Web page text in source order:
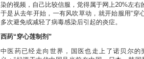
染的视频，自己比较信服，觉得属于网上20%左右
于是从去年开始，一有风吹草动，就开始服用“穿
多次避免或减轻了病毒感染后引起的炎症。
西药“穿心莲制剂”
中医药已经走向世界，国医也走上了诺贝尔的